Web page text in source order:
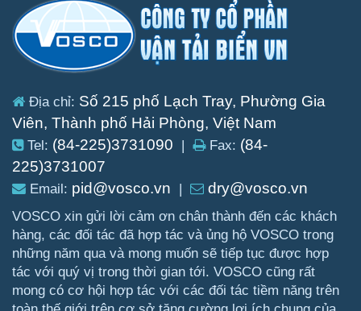
Địa chỉ: Số 215 phố Lạch Tray, Phường Gia
Viên, Thành phố Hải Phòng, Việt Nam
Tel: (84-225)3731090 Fax: (84-
225)3731007
Email: pid@vosco.vn dry@vosco.vn
VOSCO xin gửi lời cảm ơn chân thành đến các khách
hàng, các đối tác đã hợp tác và ủng hộ VOSCO trong
những năm qua và mong muốn sẽ tiếp tục được hợp
tác với quý vị trong thời gian tới. VOSCO cũng rất
mong có cơ hội hợp tác với các đối tác tiềm năng trên